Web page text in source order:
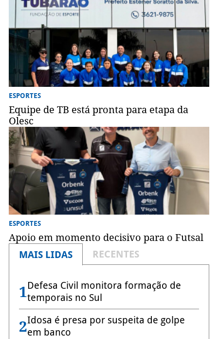
ESPORTES
Equipe de TB está pronta para etapa da
Olesc
ESPORTES
Apoio em momento decisivo para o Futsal
MAIS LIDAS
RECENTES
1Defesa Civil monitora formação de
temporais no Sul
2Idosa é presa por suspeita de golpe
em banco